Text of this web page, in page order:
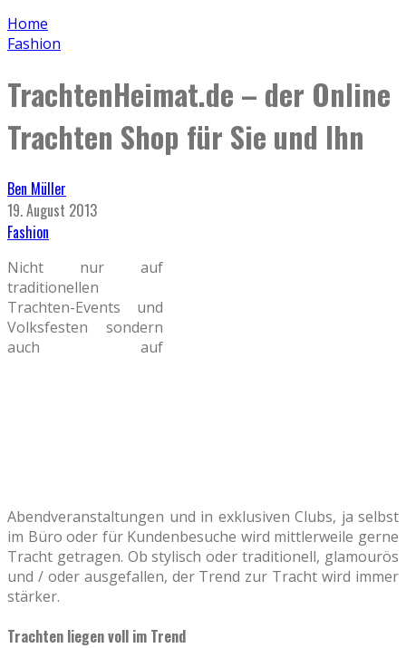
Home
Fashion
TrachtenHeimat.de – der Online
Trachten Shop für Sie und Ihn
Ben Müller
19. August 2013
Fashion
Nicht nur auf
traditionellen
Trachten-Events und
Volksfesten sondern
auch auf
Abendveranstaltungen und in exklusiven Clubs, ja selbst
im Büro oder für Kundenbesuche wird mittlerweile gerne
Tracht getragen. Ob stylisch oder traditionell, glamourös
und / oder ausgefallen, der Trend zur Tracht wird immer
stärker.
Trachten liegen voll im Trend